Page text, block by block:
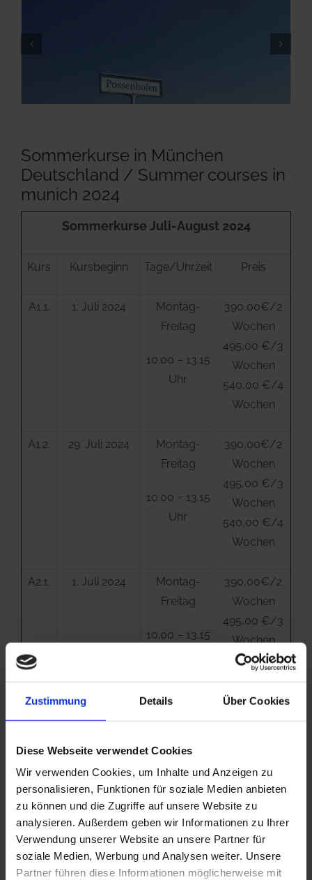
Zustimmung Details Über Cookies
Diese Webseite verwendet Cookies
Wir verwenden Cookies, um Inhalte und Anzeigen zu
personalisieren, Funktionen für soziale Medien anbieten
zu können und die Zugriffe auf unsere Website zu
analysieren. Außerdem geben wir Informationen zu Ihrer
Verwendung unserer Website an unsere Partner für
soziale Medien, Werbung und Analysen weiter. Unsere
Partner führen diese Informationen möglicherweise mit
Sommerkurse in München
Deutschland / Summer courses in
munich 2024
Sommerkurse Juli-August 2024
Kurs Kursbeginn Tage/Uhrzeit Preis
A1.1. 1. Juli 2024
Montag-
Freitag
10.00 – 13.15
Uhr
390,00€/2
Wochen
495,00 €/3
Wochen
540,00 €/4
Wochen
A1.2. 29. Juli 2024
Montag-
Freitag
10.00 – 13.15
Uhr
390,00€/2
Wochen
495,00 €/3
Wochen
540,00 €/4
Wochen
A2.1. 1. Juli 2024
Montag-
Freitag
10.00 – 13.15
390,00€/2
Wochen
495,00 €/3
Wochen
540,00 €/4
Wochen
A2.2. 29. Juli 2024
Montag-
10.00 – 13.15
Uhr
390,00€/2
Wochen
540,00 €/4
Wochen
B1.1. 1. Juli 2024
Montag-
Freitag
390,00€/2
Wochen